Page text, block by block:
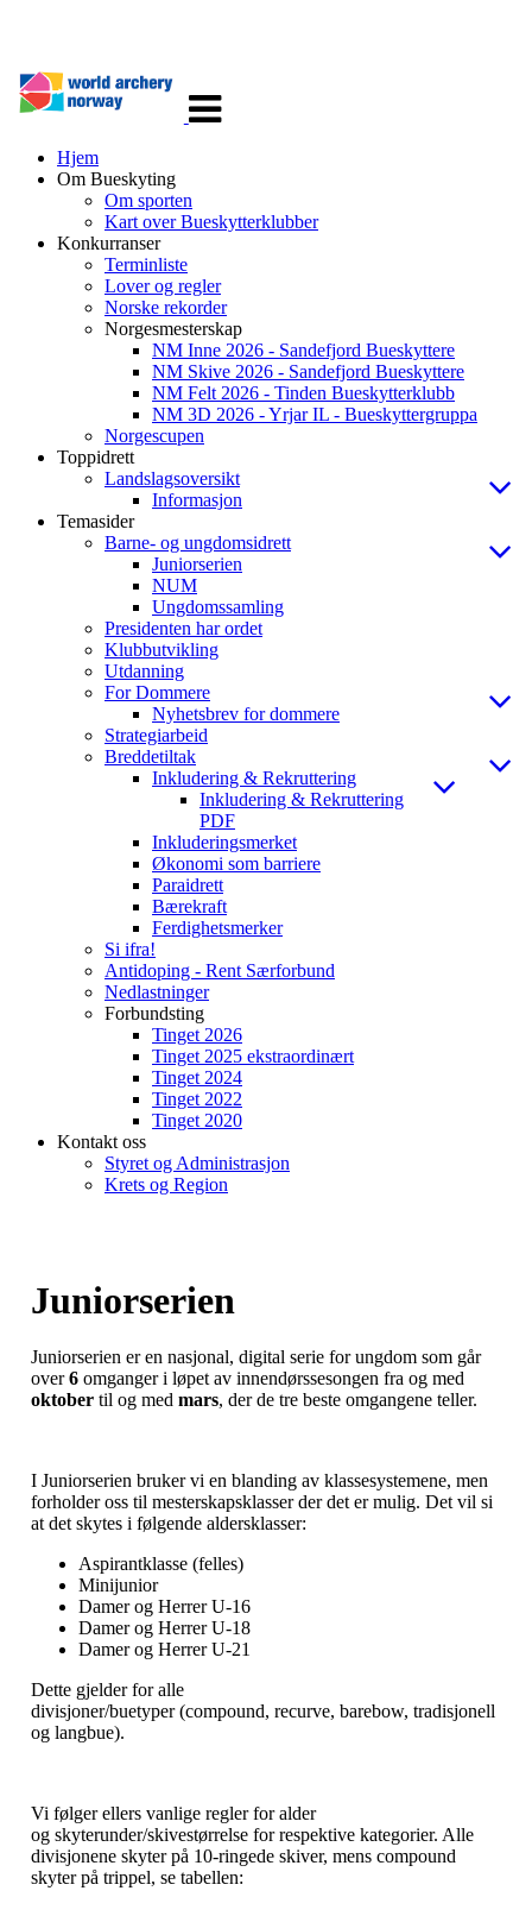
navigasjon
Hjem
Om Bueskyting
Om sporten
Kart over Bueskytterklubber
Konkurranser
Terminliste
Lover og regler
Norske rekorder
Norgesmesterskap
NM Inne 2026 - Sandefjord Bueskyttere
NM Skive 2026 - Sandefjord Bueskyttere
NM Felt 2026 - Tinden Bueskytterklubb
NM 3D 2026 - Yrjar IL - Bueskyttergruppa
Norgescupen
Toppidrett
Landslagsoversikt
Informasjon
Temasider
Barne- og ungdomsidrett
Juniorserien
NUM
Ungdomssamling
Presidenten har ordet
Klubbutvikling
Utdanning
For Dommere
Nyhetsbrev for dommere
Strategiarbeid
Breddetiltak
Inkludering & Rekruttering
Inkludering & Rekruttering
PDF
Inkluderingsmerket
Økonomi som barriere
Paraidrett
Bærekraft
Ferdighetsmerker
Si ifra!
Antidoping - Rent Særforbund
Nedlastninger
Forbundsting
Tinget 2026
Tinget 2025 ekstraordinært
Tinget 2024
Tinget 2022
Tinget 2020
Kontakt oss
Styret og Administrasjon
Krets og Region
Juniorserien
Juniorserien er en nasjonal, digital serie for ungdom som går
over6 omganger i løpet av innendørssesongen fra og med
oktober til og med mars, der de tre beste omgangene teller.
I Juniorserien bruker vi en blanding av klassesystemene, men
forholder oss til mesterskapsklasser der det er mulig. Det vil si
at det skytes i følgende aldersklasser:
Aspirantklasse (felles)
Minijunior
Damer og Herrer U-16
Damer og Herrer U-18
Damer og Herrer U-21
Dette gjelder for alle
divisjoner/buetyper(compound, recurve, barebow, tradisjonell
og langbue).
Vi følger ellers vanlige regler for alder
og skyterunder/skivestørrelse for respektive kategorier. Alle
divisjonene skyter på 10-ringede skiver, mens compound
skyter på trippel, se tabellen: